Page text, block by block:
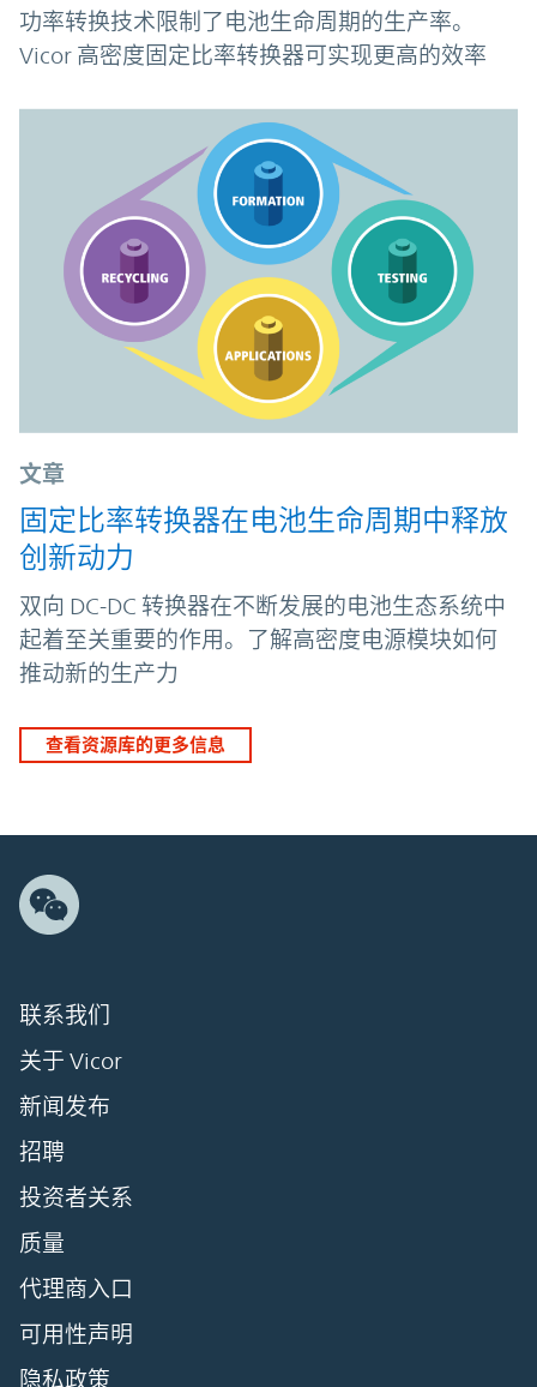
功率转换技术限制了电池生命周期的生产率。
Vicor 高密度固定比率转换器可实现更高的效率
文章
固定比率转换器在电池生命周期中释放
创新动力
双向 DC-DC 转换器在不断发展的电池生态系统中
起着至关重要的作用。了解高密度电源模块如何
推动新的生产力
查看资源库的更多信息
联系我们
关于 Vicor
新闻发布
招聘
投资者关系
质量
代理商入口
可用性声明
隐私政策